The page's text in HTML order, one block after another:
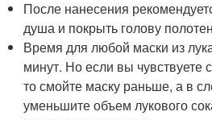
После нанесения
душа и покрыть голову
Время для любой маски из
минут. Но если вы чувствуете
то смойте маску раньше, а в
уменьшите объем лукового